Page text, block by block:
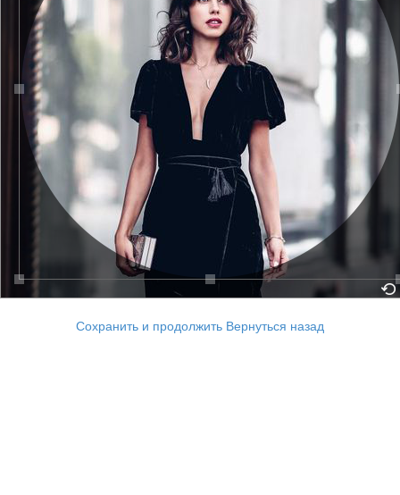
Сохранить и продолжить Вернуться назад